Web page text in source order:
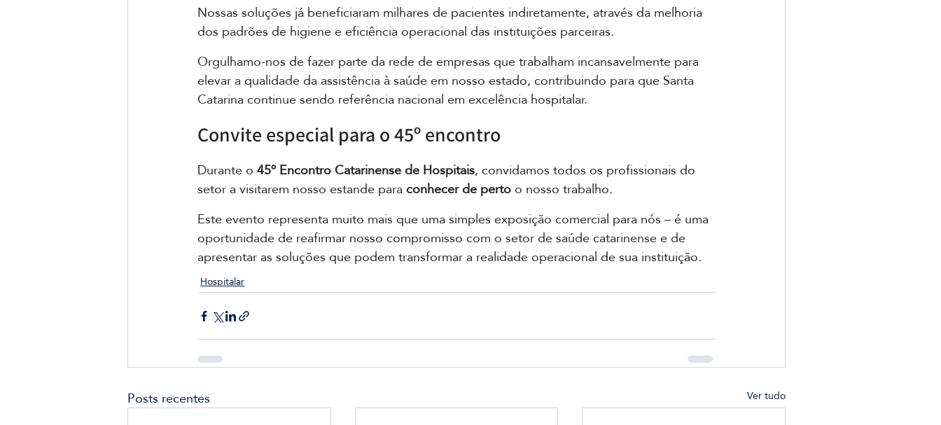
Nossas soluções já beneficiaram milhares de pacientes indiretamente, através da melhoria
dos padrões de higiene e eficiência operacional das instituições parceiras.
Orgulhamo-nos de fazer parte da rede de empresas que trabalham incansavelmente para
elevar a qualidade da assistência à saúde em nosso estado, contribuindo para que Santa
Catarina continue sendo referência nacional em excelência hospitalar.
Convite especial para o 45º encontro
Durante o 45º Encontro Catarinense de Hospitais, convidamos todos os profissionais do
setor a visitarem nosso estande para conhecer de perto o nosso trabalho.
Este evento representa muito mais que uma simples exposição comercial para nós – é uma
oportunidade de reafirmar nosso compromisso com o setor de saúde catarinense e de
apresentar as soluções que podem transformar a realidade operacional de sua instituição.
Hospitalar
Posts recentes Ver tudo